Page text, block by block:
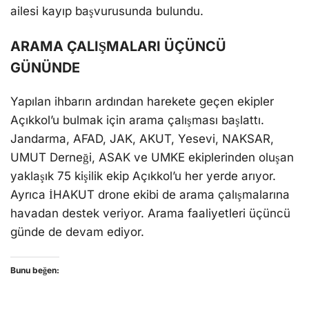
ailesi kayıp başvurusunda bulundu.
ARAMA ÇALIŞMALARI ÜÇÜNCÜ
GÜNÜNDE
Yapılan ihbarın ardından harekete geçen ekipler
Açıkkol’u bulmak için arama çalışması başlattı.
Jandarma, AFAD, JAK, AKUT, Yesevi, NAKSAR,
UMUT Derneği, ASAK ve UMKE ekiplerinden oluşan
yaklaşık 75 kişilik ekip Açıkkol’u her yerde arıyor.
Ayrıca İHAKUT drone ekibi de arama çalışmalarına
havadan destek veriyor. Arama faaliyetleri üçüncü
günde de devam ediyor.
Bunu beğen: